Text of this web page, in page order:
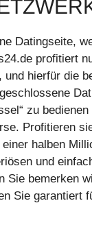
Datingseite,
profitiert
und hierfür die
zu
Profitieren
halben
und
Sie bemerken
Sie garantiert